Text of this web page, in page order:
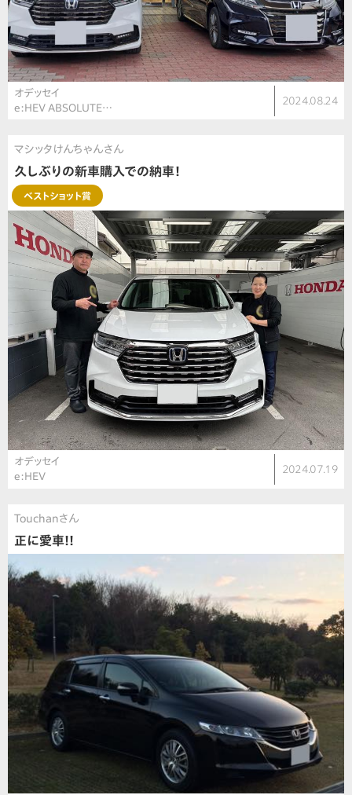
オデッセイ
e:HEV ABSOLUTE…
2024.08.24
マシッタけんちゃんさん
久しぶりの新車購入での納車！
ベストショット賞
オデッセイ
e:HEV
2024.07.19
Touchanさん
正に愛車!!